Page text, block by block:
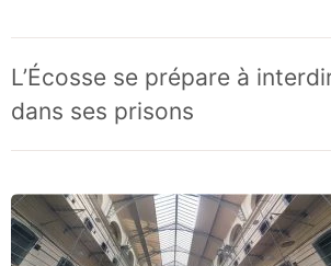
L’Écosse se prépare à
dans ses prisons